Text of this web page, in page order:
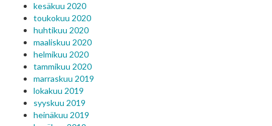
kesäkuu 2020
toukokuu 2020
huhtikuu 2020
maaliskuu 2020
helmikuu 2020
tammikuu 2020
marraskuu 2019
lokakuu 2019
syyskuu 2019
heinäkuu 2019